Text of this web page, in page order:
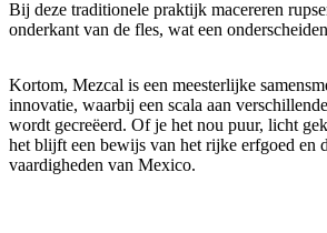
Bij deze traditionele praktijk macereren
onderkant van de fles, wat een
Kortom, Mezcal is een meesterlijke
innovatie, waarbij een scala aan
wordt gecreëerd. Of je het nou puur, licht
het blijft een bewijs van het rijke erfgoed en
vaardigheden van Mexico.